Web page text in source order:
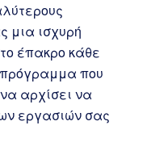
μια ισχυρή
έπακρο κάθε
που
αρχίσει να
εργασιών σας